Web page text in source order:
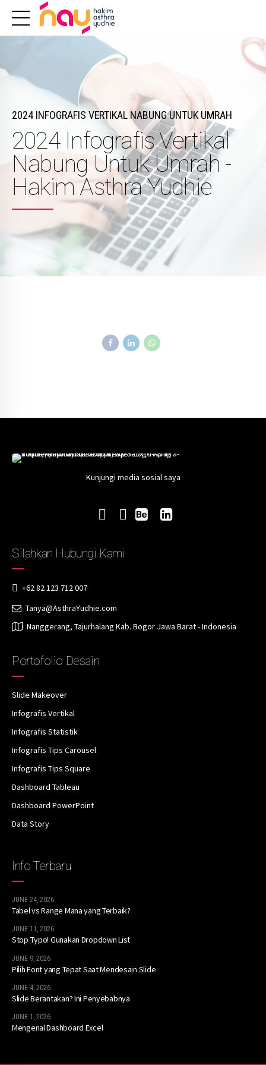
2024 INFOGRAFIS VERTIKAL NABUNG UNTUK UMRAH
2024 Infografis Vertikal
Nabung Untuk Umrah -
Hakim Asthra Yudhie
Kunjungi media sosial saya
Silahkan Hubungi Kami
+62 82 123 712 007
Tanya@AsthraYudhie.com
Nanggerang, Tajurhalang Kab. Bogor Jawa Barat - Indonesia
Portofolio Desain
Slide Makeover
Infografis Vertikal
Infografis Statistik
Infografis Tips Carousel
Infografis Tips Square
Dashboard Tableau
Dashboard PowerPoint
Data Story
Info Terbaru
JUNE 24, 2026
Tabel vs Range Mana yang Terbaik?
JUNE 11, 2026
Stop Typo! Gunakan Dropdown List
JUNE 9, 2026
Pilih Font yang Tepat Saat Mendesain Slide
JUNE 4, 2026
Slide Berantakan? Ini Penyebabnya
JUNE 1, 2026
Mengenal Dashboard Excel